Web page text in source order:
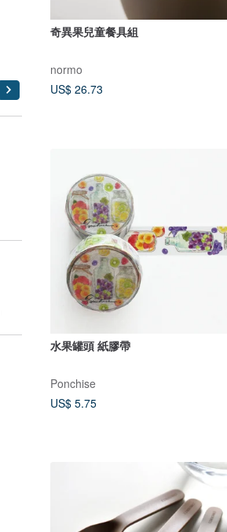
奇異果兒童餐具組
normo
US$ 26.73
水果罐頭 紙膠帶
Ponchise
US$ 5.75